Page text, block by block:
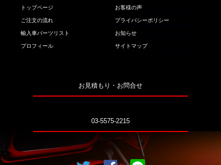
トップページ
ご注文の流れ
輸入車パーツリスト
プロフィール
お客様の声
プライバシーポリシー
お知らせ
サイトマップ
お見積もり・お問合せ
03-5575-2215